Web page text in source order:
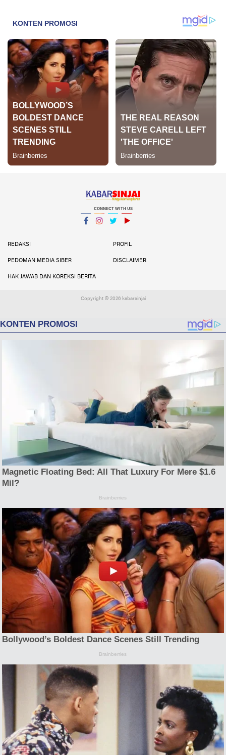
CONNECT WITH US
REDAKSI
PROFIL
PEDOMAN MEDIA SIBER DISCLAIMER
HAK JAWAB DAN KOREKSI BERITA
Copyright © 2026 kabarsinjai